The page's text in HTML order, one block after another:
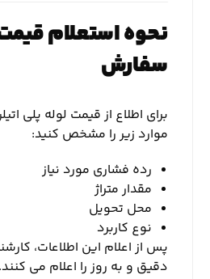
نحوه استعلام
سفارش
موارد زیر را مشخص کنید:
رده فشاری مورد نیاز
مقدار متراژ
محل تحویل
نوع کاربرد
پس از اعلام این اطلاعات،
دقیق و به روز را اعلام می کنند.